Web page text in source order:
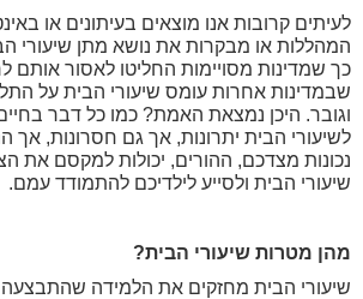
לעיתים קרובות אנו מוצאים בעיתונים או
המהללות או מבקרות את נושא מתן שיעורי
כך שמדינות מסויימות החליטו לאסור אותם
שבמדינות אחרות עומס שיעורי הבית על
וגובר. היכן נמצאת האמת? כמו כל דבר
לשיעורי הבית יתרונות, אך גם חסרונות, אך
נכונות מצדכם, ההורים, יכולות למקסם את
שיעורי הבית ולסייע לילדיכם להתמודד עמם.
מהן מטרות שיעורי הבית?
שיעורי הבית מחזקים את הלמידה שהתבצעה